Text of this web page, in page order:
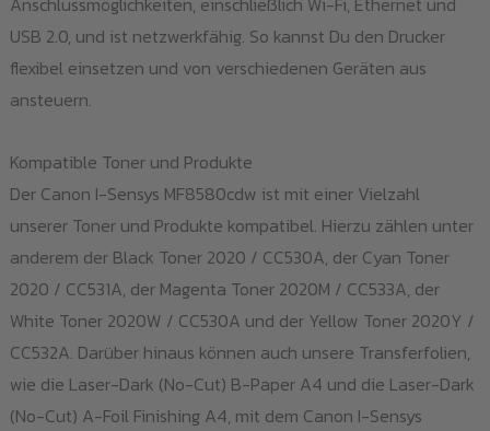
USB 2.0, und ist netzwerkfähig. So kannst Du den Drucker
flexibel einsetzen und von verschiedenen Geräten aus
ansteuern.
Kompatible Toner und Produkte
Der Canon I-Sensys MF8580cdw ist mit einer Vielzahl
unserer Toner und Produkte kompatibel. Hierzu zählen unter
anderem der Black Toner 2020 / CC530A, der Cyan Toner
2020 / CC531A, der Magenta Toner 2020M / CC533A, der
White Toner 2020W / CC530A und der Yellow Toner 2020Y /
CC532A. Darüber hinaus können auch unsere Transferfolien,
wie die Laser-Dark (No-Cut) B-Paper A4 und die Laser-Dark
(No-Cut) A-Foil Finishing A4, mit dem Canon I-Sensys